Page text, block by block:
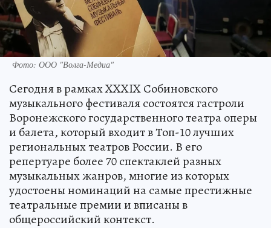
Фото: ООО "Волга-Медиа"
Сегодня в рамках XXXIX Собиновского
музыкального фестиваля состоятся гастроли
Воронежского государственного театра оперы
и балета, который входит в Топ-10 лучших
региональных театров России. В его
репертуаре более 70 спектаклей разных
музыкальных жанров, многие из которых
удостоены номинаций на самые престижные
театральные премии и вписаны в
общероссийский контекст.